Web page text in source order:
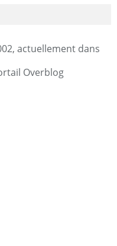
actuellement dans
Overblog